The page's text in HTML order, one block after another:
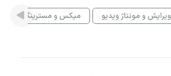
ویرایش و مونتاژ ویدیو میکس و مسترینگ